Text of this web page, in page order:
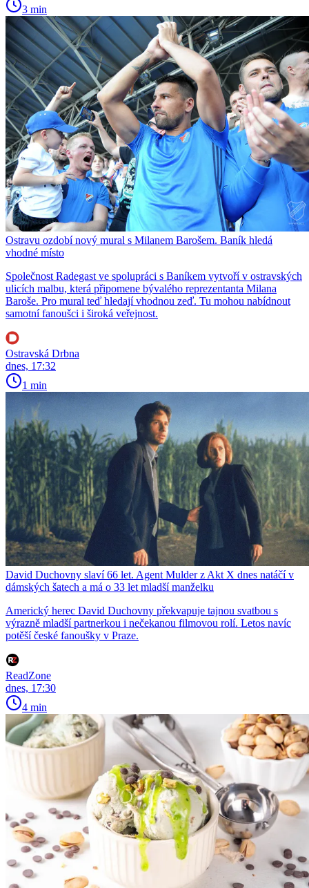
3 min
Ostravu ozdobí nový mural s Milanem Barošem. Baník hledá
vhodné místo
Společnost Radegast ve spolupráci s Baníkem vytvoří v ostravských
ulicích malbu, která připomene bývalého reprezentanta Milana
Baroše. Pro mural teď hledají vhodnou zeď. Tu mohou nabídnout
samotní fanoušci i široká veřejnost.
Ostravská Drbna
dnes, 17:32
1 min
David Duchovny slaví 66 let. Agent Mulder z Akt X dnes natáčí v
dámských šatech a má o 33 let mladší manželku
Americký herec David Duchovny překvapuje tajnou svatbou s
výrazně mladší partnerkou i nečekanou filmovou rolí. Letos navíc
potěší české fanoušky v Praze.
ReadZone
dnes, 17:30
4 min